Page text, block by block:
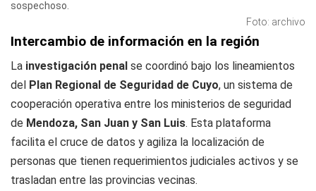
sospechoso.
Foto: archivo
Intercambio de información en la región
La investigación penal se coordinó bajo los lineamientos
del Plan Regional de Seguridad de Cuyo, un sistema de
cooperación operativa entre los ministerios de seguridad
de Mendoza, San Juan y San Luis. Esta plataforma
facilita el cruce de datos y agiliza la localización de
personas que tienen requerimientos judiciales activos y se
trasladan entre las provincias vecinas.